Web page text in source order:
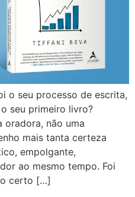
o seu processo de escrita,
seu primeiro livro?
oradora, não uma
mais tanta certeza
empolgante,
ao mesmo tempo. Foi
certo […]